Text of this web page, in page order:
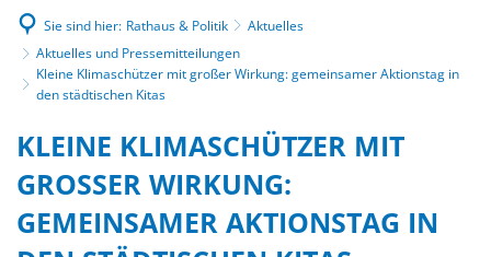
Sie sind hier: Rathaus & Politik
Aktuelles
Aktuelles und Pressemitteilungen
Kleine Klimaschützer mit großer Wirkung: gemeinsamer Aktionstag in
den städtischen Kitas
KLEINE KLIMASCHÜTZER MIT
GROSSER WIRKUNG: G
EMEINSAMER AKTIONSTAG IN D